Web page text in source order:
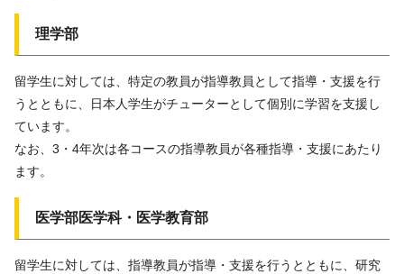
理学部
留学生に対しては、特定の教員が指導教員として指導・支援を行
うとともに、日本人学生がチューターとして個別に学習を支援し
ています。
なお、3・4年次は各コースの指導教員が各種指導・支援にあたり
ます。
医学部医学科・医学教育部
留学生に対しては、指導教員が指導・支援を行うとともに、研究